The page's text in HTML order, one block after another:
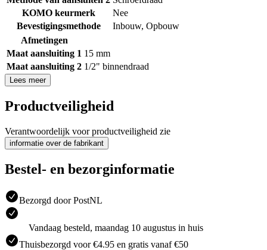
KOMO keurmerk
Nee
Bevestigingsmethode
Inbouw, Opbouw
Afmetingen
Maat aansluiting 1 15 mm
Maat aansluiting 2 1/2" binnendraad
Lees meer
Productveiligheid
Verantwoordelijk voor productveiligheid zie
informatie over de fabrikant
Bestel- en bezorginformatie
Bezorgd door PostNL
Vandaag besteld, maandag 10 augustus in huis
Thuisbezorgd voor €4.95 en gratis vanaf €50